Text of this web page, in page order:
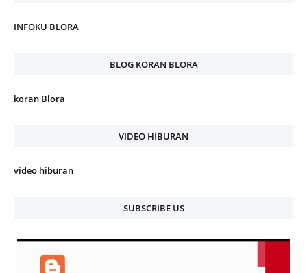
INFOKU BLORA
BLOG KORAN BLORA
koran Blora
VIDEO HIBURAN
video hiburan
SUBSCRIBE US